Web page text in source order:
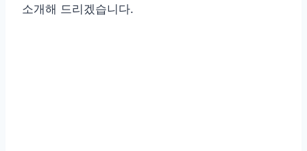
소개해 드리겠습니다.